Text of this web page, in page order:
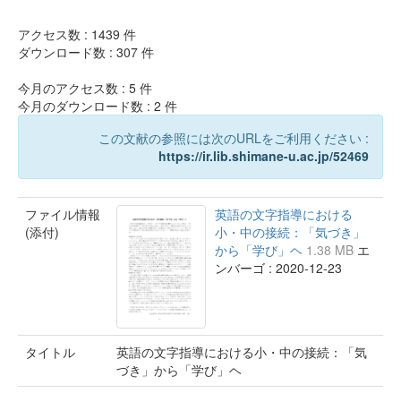
アクセス数 : 1439 件
ダウンロード数 : 307 件
今月のアクセス数 : 5 件
今月のダウンロード数 : 2 件
この文献の参照には次のURLをご利用ください :
https://ir.lib.shimane-u.ac.jp/52469
ファイル情報
(添付)
英語の文字指導における
小・中の接続：「気づき」
から「学び」ヘ 1.38 MB エ
ンバーゴ : 2020-12-23
タイトル
英語の文字指導における小・中の接続：「気
づき」から「学び」ヘ